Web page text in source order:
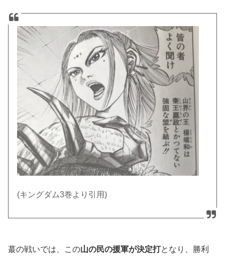
(キングダム3巻より引用)
蕞の戦いでは、この山の民の援軍が決定打となり、勝利